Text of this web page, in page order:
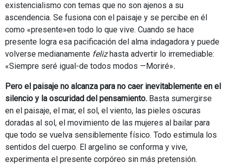
existencialismo con temas que no son ajenos a su
ascendencia. Se fusiona con el paisaje y se percibe en él
como «presente»en todo lo que vive. Cuando se hace
presente logra esa pacificación del alma indagadora y puede
volverse medianamente felizhasta advertir lo irremediable:
«Siempre seré igual-de todos modos —Moriré».
Pero el paisaje no alcanza para no caer inevitablemente en el
silencio y la oscuridad del pensamiento. Basta sumergirse
en el paisaje, el mar, el sol, el viento, las pieles oscuras
doradas al sol, el movimiento de las mujeres al bailar para
que todo se vuelva sensiblemente físico. Todo estimula los
sentidos del cuerpo. El argelino se conforma y vive,
experimenta el presente corpóreo sin más pretensión.